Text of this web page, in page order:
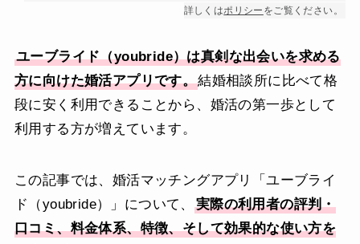
詳しくはポリシー をご覧ください。
ユーブライド（youbride）は真剣な出会いを求める
方に向けた婚活アプリです。結婚相談所に比べて格
段に安く利用できることから、婚活の第一歩として
利用する方が増えています。
この記事では、婚活マッチングアプリ「ユーブライ
ド（youbride）」について、
実際の利用者の評判・
口コミ、料金体系、特徴、そして効果的な使い方を